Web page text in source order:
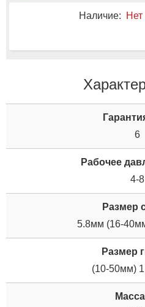
Наличие: Нет
6
Рабочее
4-8
Размер
5.8мм (16-
Размер
(10-50мм)